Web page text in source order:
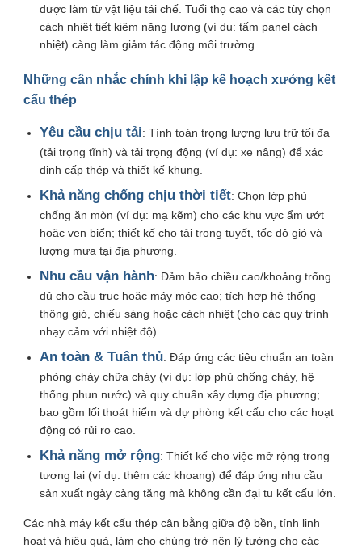
được làm từ vật liệu tái chế. Tuổi thọ cao và các tùy chọn
cách nhiệt tiết kiệm năng lượng (ví dụ: tấm panel cách
nhiệt) càng làm giảm tác động môi trường.
Những cân nhắc chính khi lập kế hoạch xưởng kết
cấu thép
Yêu cầu chịu tải: Tính toán trọng lượng lưu trữ tối đa
(tải trọng tĩnh) và tải trọng động (ví dụ: xe nâng) để xác
định cấp thép và thiết kế khung.
Khả năng chống chịu thời tiết: Chọn lớp phủ
chống ăn mòn (ví dụ: mạ kẽm) cho các khu vực ẩm ướt
hoặc ven biển; thiết kế cho tải trọng tuyết, tốc độ gió và
lượng mưa tại địa phương.
Nhu cầu vận hành: Đảm bảo chiều cao/khoảng trống
đủ cho cầu trục hoặc máy móc cao; tích hợp hệ thống
thông gió, chiếu sáng hoặc cách nhiệt (cho các quy trình
nhạy cảm với nhiệt độ).
An toàn & Tuân thủ: Đáp ứng các tiêu chuẩn an toàn
phòng cháy chữa cháy (ví dụ: lớp phủ chống cháy, hệ
thống phun nước) và quy chuẩn xây dựng địa phương;
bao gồm lối thoát hiểm và dự phòng kết cấu cho các hoạt
động có rủi ro cao.
Khả năng mở rộng: Thiết kế cho việc mở rộng trong
tương lai (ví dụ: thêm các khoang) để đáp ứng nhu cầu
sản xuất ngày càng tăng mà không cần đại tu kết cấu lớn.
Các nhà máy kết cấu thép cân bằng giữa độ bền, tính linh
hoạt và hiệu quả, làm cho chúng trở nên lý tưởng cho các